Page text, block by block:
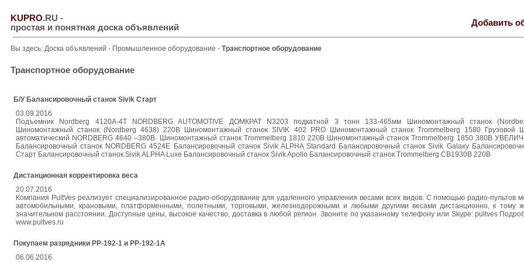
KUPRO.RU -
простая и понятная доска объявлений
Добавить
Вы здесь: Доска объявлений - Промышленное оборудование - Транспортное оборудование
Транспортное оборудование
Б/У Балансировочный станок Sivik Старт
03.09.2016
Подъемник Nordberg 4120A-4T NORDBERG AUTOMOTIVE ДОМКРАТ N3203 подкатной 3 тонн 133-465мм Шиномонтажный станок
Шиномонтажный станок (Nordberg 4638) 220В Шиномонтажный станок SIVIK 402 PRO Шиномонтажный станок Trommelberg 1580 Грузовой
автоматический NORDBERG 4640 –380В. Шиномонтажный станок Trommelberg 1810 220В Шиномонтажный станок Trommelberg 1850 380В
Балансировочный станок NORDBERG 4524Е Балансировочный станок Sivik ALPHA Standard Балансировочный станок Sivik Galaxy
Старт Балансировочный станок Sivik ALPHA Luxe Балансировочный станок Sivik Apollo Балансировочный станок Trommelberg CB1930B 220В
Дистанционная корректировка веса
20.07.2016
Компания PultVes реализует специализированное радио-оборудование для удаленного управления весами всех видов. С помощью радио-пультов
автомобильными, крановыми, платформенными, полетными, торговыми, железнодорожными и любыми другими весами дистанционно, к тому
значительном расстоянии. Доступные цены, высокое качество, доставка в любой регион. Звоните по указанному телефону или Skype: pultves
www.pultves.ru
Покупаем разрядники РР-192-1 и РР-192-1А
06.06.2016